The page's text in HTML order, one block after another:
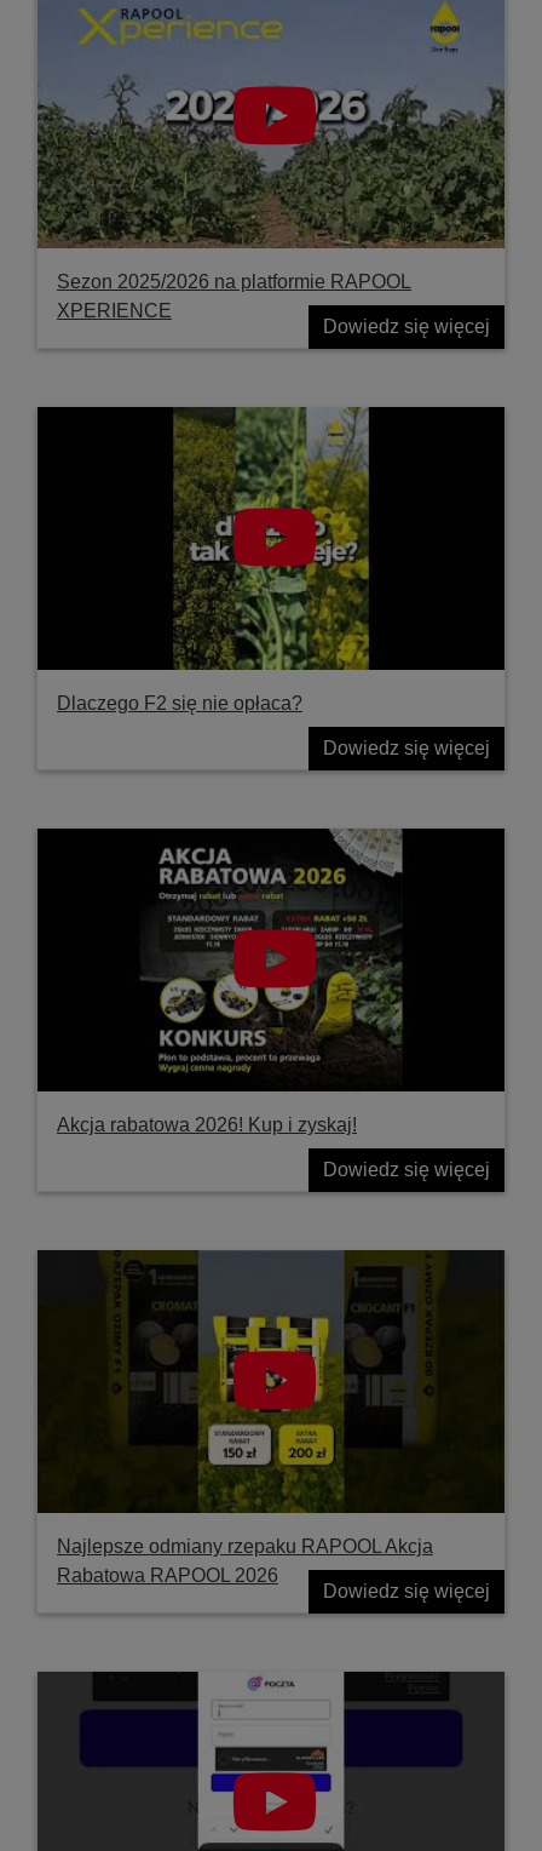
Sezon 2025/2026 na platformie RAPOOL
XPERIENCE
Dowiedz się więcej
Dlaczego F2 się nie opłaca?
Dowiedz się więcej
Akcja rabatowa 2026! Kup i zyskaj!
Dowiedz się więcej
Najlepsze odmiany rzepaku RAPOOL Akcja
Rabatowa RAPOOL 2026
Dowiedz się więcej